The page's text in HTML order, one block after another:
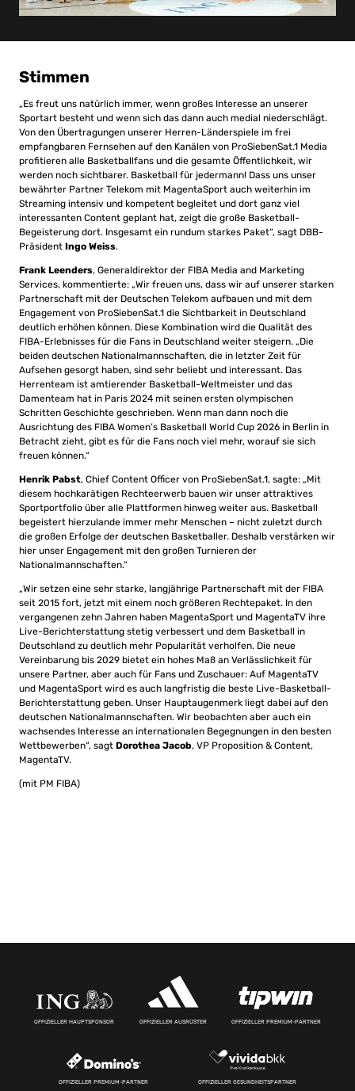
Stimmen
„Es freut uns natürlich immer, wenn großes Interesse an unserer
Sportart besteht und wenn sich das dann auch medial niederschlägt.
Von den Übertragungen unserer Herren-Länderspiele im frei
empfangbaren Fernsehen auf den Kanälen von ProSiebenSat.1 Media
profitieren alle Basketballfans und die gesamte Öffentlichkeit, wir
werden noch sichtbarer. Basketball für jedermann! Dass uns unser
bewährter Partner Telekom mit MagentaSport auch weiterhin im
Streaming intensiv und kompetent begleitet und dort ganz viel
interessanten Content geplant hat, zeigt die große Basketball-
Begeisterung dort. Insgesamt ein rundum starkes Paket“, sagt DBB-
Präsident Ingo Weiss.
Frank Leenders, Generaldirektor der FIBA Media and Marketing
Services, kommentierte: „Wir freuen uns, dass wir auf unserer starken
Partnerschaft mit der Deutschen Telekom aufbauen und mit dem
Engagement von ProSiebenSat.1 die Sichtbarkeit in Deutschland
deutlich erhöhen können. Diese Kombination wird die Qualität des
FIBA-Erlebnisses für die Fans in Deutschland weiter steigern. „Die
beiden deutschen Nationalmannschaften, die in letzter Zeit für
Aufsehen gesorgt haben, sind sehr beliebt und interessant. Das
Herrenteam ist amtierender Basketball-Weltmeister und das
Damenteam hat in Paris 2024 mit seinen ersten olympischen
Schritten Geschichte geschrieben. Wenn man dann noch die
Ausrichtung des FIBA Women’s Basketball World Cup 2026 in Berlin in
Betracht zieht, gibt es für die Fans noch viel mehr, worauf sie sich
freuen können.“
Henrik Pabst, Chief Content Officer von ProSiebenSat.1, sagte: „Mit
diesem hochkarätigen Rechteerwerb bauen wir unser attraktives
Sportportfolio über alle Plattformen hinweg weiter aus. Basketball
begeistert hierzulande immer mehr Menschen – nicht zuletzt durch
die großen Erfolge der deutschen Basketballer. Deshalb verstärken wir
hier unser Engagement mit den großen Turnieren der
Nationalmannschaften.“
„Wir setzen eine sehr starke, langjährige Partnerschaft mit der FIBA
seit 2015 fort, jetzt mit einem noch größeren Rechtepaket. In den
vergangenen zehn Jahren haben MagentaSport und MagentaTV ihre
Live-Berichterstattung stetig verbessert und dem Basketball in
Deutschland zu deutlich mehr Popularität verholfen. Die neue
Vereinbarung bis 2029 bietet ein hohes Maß an Verlässlichkeit für
unsere Partner, aber auch für Fans und Zuschauer: Auf MagentaTV
und MagentaSport wird es auch langfristig die beste Live-Basketball-
Berichterstattung geben. Unser Hauptaugenmerk liegt dabei auf den
deutschen Nationalmannschaften. Wir beobachten aber auch ein
wachsendes Interesse an internationalen Begegnungen in den besten
Wettbewerben“, sagt Dorothea Jacob, VP Proposition & Content,
MagentaTV.
(mit PM FIBA)
OFFIZIELLER HAUPTSPONSOR OFFIZIELLER AUSRÜSTER OFFIZIELLER PREMIUM-PARTNER
OFFIZIELLER PREMIUM-PARTNER OFFIZIELLER GESUNDHEITSPARTNER